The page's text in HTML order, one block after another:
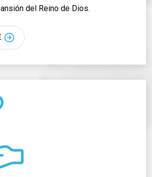
del Reino de Dios.